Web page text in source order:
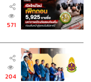
571
204